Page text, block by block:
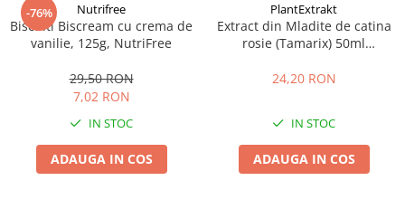
-76% Nutrifree
Biscuiti Biscream cu crema de
vanilie, 125g, NutriFree
29,50 RON
7,02 RON
IN STOC
ADAUGA IN COS
PlantExtrakt
Extract din Mladite de catina
rosie (Tamarix) 50ml
24,20 RON
IN STOC
ADAUGA IN COS